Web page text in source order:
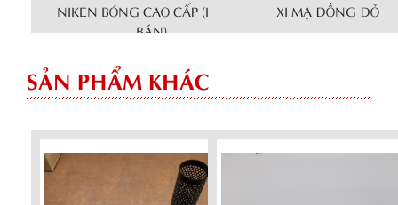
NIKEN BÓNG CAO CẤP (HÀNG
BÁN)
XI MẠ ĐỒNG ĐỎ
Chi tiết
SẢN PHẨM KHÁC